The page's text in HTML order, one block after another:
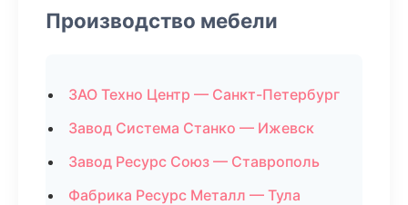
Производство мебели
ЗАО Техно Центр — Санкт-Петербург
Завод Система Станко — Ижевск
Завод Ресурс Союз — Ставрополь
Фабрика Ресурс Металл — Тула